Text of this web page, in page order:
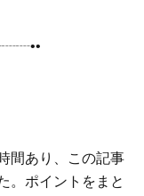
間あり、この記事
。ポイントをまと